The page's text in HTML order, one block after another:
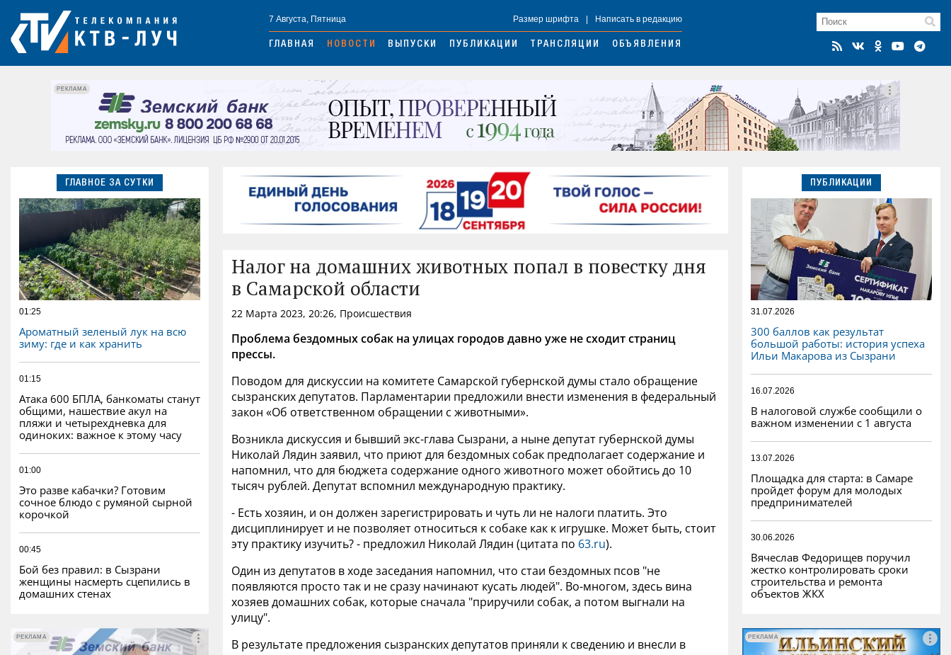
7 Августа, Пятница Размер шрифта Написать в редакцию
ГЛАВНАЯ НОВОСТИ ВЫПУСКИ ПУБЛИКАЦИИ ТРАНСЛЯЦИИ ОБЪЯВЛЕНИЯ
РЕКЛАМА
ГЛАВНОЕ ЗА СУТКИ
01:25
Ароматный зеленый лук на всю
зиму: где и как хранить
01:15
Атака 600 БПЛА, банкоматы станут
общими, нашествие акул на
пляжи и четырехдневка для
одиноких: важное к этому часу
01:00
Это разве кабачки? Готовим
сочное блюдо с румяной сырной
корочкой
00:45
Бой без правил: в Сызрани
женщины насмерть сцепились в
домашних стенах
РЕКЛАМА
РЕКЛАМА
Налог на домашних животных попал в повестку дня
в Самарской области
22 Марта 2023, 20:26, Происшествия
Проблема бездомных собак на улицах городов давно уже не сходит страниц
прессы.
Поводом для дискуссии на комитете Самарской губернской думы стало обращение
сызранских депутатов. Парламентарии предложили внести изменения в федеральный
закон «Об ответственном обращении с животными».
Возникла дискуссия и бывший экс-глава Сызрани, а ныне депутат губернской думы
Николай Лядин заявил, что приют для бездомных собак предполагает содержание и
напомнил, что для бюджета содержание одного животного может обойтись до 10
тысяч рублей. Депутат вспомнил международную практику.
- Есть хозяин, и он должен зарегистрировать и чуть ли не налоги платить. Это
дисциплинирует и не позволяет относиться к собаке как к игрушке. Может быть, стоит
эту практику изучить? - предложил Николай Лядин (цитата по 63.ru).
Один из депутатов в ходе заседания напомнил, что стаи бездомных псов "не
появляются просто так и не сразу начинают кусать людей". Во-многом, здесь вина
хозяев домашних собак, которые сначала "приручили собак, а потом выгнали на
улицу".
В результате предложения сызранских депутатов приняли к сведению и внесли в
ПУБЛИКАЦИИ
31.07.2026
300 баллов как результат
большой работы: история успеха
Ильи Макарова из Сызрани
16.07.2026
В налоговой службе сообщили о
важном изменении с 1 августа
13.07.2026
Площадка для старта: в Самаре
пройдет форум для молодых
предпринимателей
30.06.2026
Вячеслав Федорищев поручил
жестко контролировать сроки
строительства и ремонта
объектов ЖКХ
РЕКЛАМА